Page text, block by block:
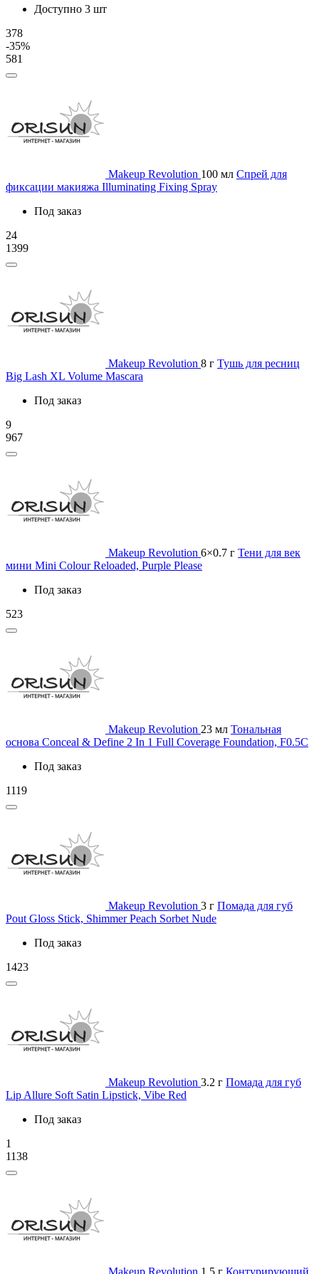
Доступно 3 шт
378
-35%
581
Makeup Revolution 100 мл Спрей для
фиксации макияжа Illuminating Fixing Spray
Под заказ
24
1399
Makeup Revolution 8 г Тушь для ресниц
Big Lash XL Volume Mascara
Под заказ
9
967
Makeup Revolution 6×0.7 г Тени для век
мини Mini Colour Reloaded, Purple Please
Под заказ
523
Makeup Revolution 23 мл Тональная
основа Conceal & Define 2 In 1 Full Coverage Foundation, F0.5C
Под заказ
1119
Makeup Revolution 3 г Помада для губ
Pout Gloss Stick, Shimmer Peach Sorbet Nude
Под заказ
1423
Makeup Revolution 3.2 г Помада для губ
Lip Allure Soft Satin Lipstick, Vibe Red
Под заказ
1
1138
Makeup Revolution 1.5 г Контурирующий